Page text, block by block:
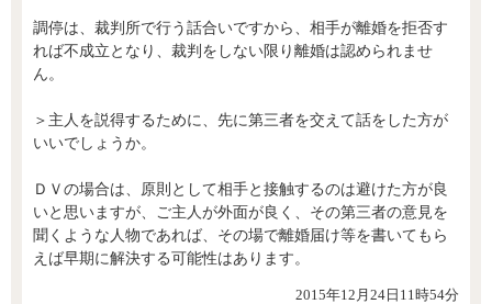
調停は、裁判所で行う話合いですから、相手が離婚を拒否す
れば不成立となり、裁判をしない限り離婚は認められませ
ん。
＞主人を説得するために、先に第三者を交えて話をした方が
いいでしょうか。
ＤＶの場合は、原則として相手と接触するのは避けた方が良
いと思いますが、ご主人が外面が良く、その第三者の意見を
聞くような人物であれば、その場で離婚届け等を書いてもら
えば早期に解決する可能性はあります。
2015年12月24日11時54分